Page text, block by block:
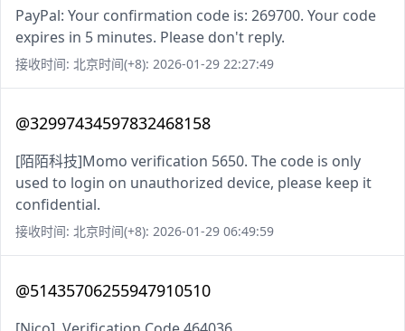
PayPal: Your confirmation code is: 269700. Your code
expires in 5 minutes. Please don't reply.
接收时间: 北京时间(+8): 2026-01-29 22:27:49
@32997434597832468158
[陌陌科技]Momo verification 5650. The code is only
used to login on unauthorized device, please keep it
confidential.
接收时间: 北京时间(+8): 2026-01-29 06:49:59
@51435706255947910510